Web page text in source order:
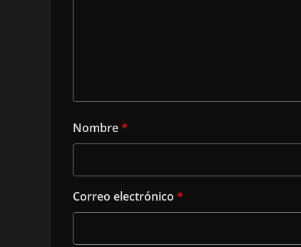
Nombre*
Correo electrónico *